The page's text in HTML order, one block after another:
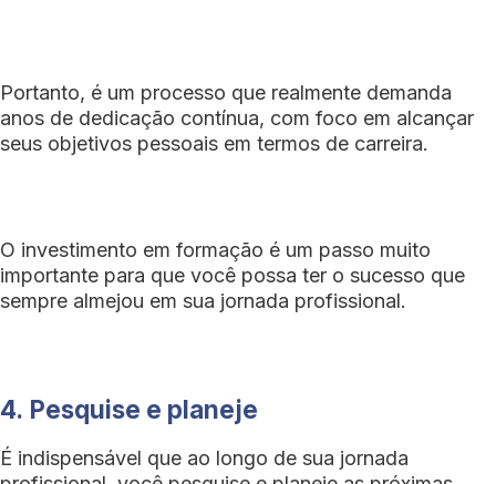
Portanto, é um processo que realmente demanda
anos de dedicação contínua, com foco em alcançar
seus objetivos pessoais em termos de carreira.
O investimento em formação é um passo muito
importante para que você possa ter o sucesso que
sempre almejou em sua jornada profissional.
4. Pesquise e planeje
É indispensável que ao longo de sua jornada